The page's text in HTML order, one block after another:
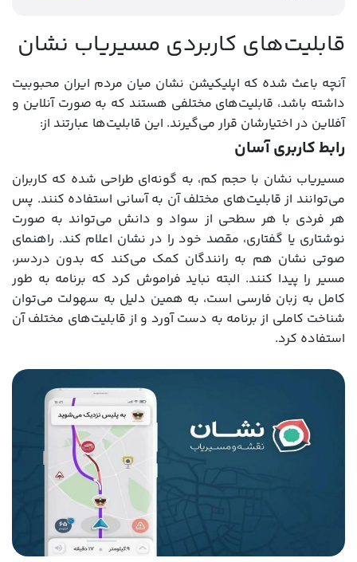
قابلیت‌های کاربردی مسیریاب نشان
آنچه باعث شده که اپلیکیشن نشان میان مردم ایران محبوبیت
داشته باشد، قابلیت‌های مختلفی هستند که به صورت آنلاین و
آفلاین در اختیارشان قرار می‌گیرند. این قابلیت‌ها عبارتند از:
رابط کاربری آسان
مسیریاب نشان با حجم کم، به گونه‌ای طراحی شده که کاربران
می‌توانند از قابلیت‌های مختلف آن به آسانی استفاده کنند. پس
هر فردی با هر سطحی از سواد و دانش می‌تواند به صورت
نوشتاری یا گفتاری، مقصد خود را در نشان اعلام کند. راهنمای
صوتی نشان هم به رانندگان کمک می‌کند که بدون دردسر،
مسیر را پیدا کنند. البته نباید فراموش کرد که برنامه به طور
کامل به زبان فارسی است، به همین دلیل به سهولت می‌توان
شناخت کاملی از برنامه به دست آورد و از قابلیت‌های مختلف آن
استفاده کرد.